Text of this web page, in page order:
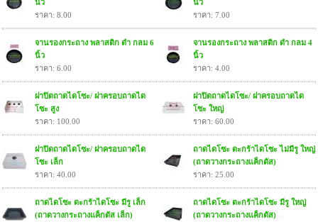
นิ้ว
ราคา: 8.00
นิ้ว
ราคา: 7.00
จานรองกระถาง พลาสติก ดำ กลม 6
นิ้ว
ราคา: 6.00
จานรองกระถาง พลาสติก ดำ กลม 4
นิ้ว
ราคา: 4.00
ฝาปิดถาดไดโซะ/ ฝาครอบถาดได
โซะ สูง
ราคา: 100.00
ฝาปิดถาดไดโซะ/ ฝาครอบถาดได
โซะ ใหญ่
ราคา: 60.00
ฝาปิดถาดไดโซะ/ ฝาครอบถาดได
โซะ เล็ก
ราคา: 40.00
ถาดไดโซะ ตะกร้าไดโซะ ไม่มีรู ใหญ่
(ถาดวางกระถางแค็กตัส)
ราคา: 25.00
ถาดไดโซะ ตะกร้าไดโซะ มีรู เล็ก
(ถาดวางกระถางแค็กตัส เล็ก)
ถาดไดโซะ ตะกร้าไดโซะ มีรู ใหญ่
(ถาดวางกระถางแค็กตัส)